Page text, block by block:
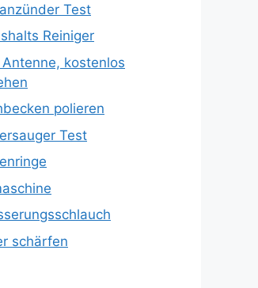
Test
Reiniger
Antenne, kostenlos
polieren
Test
schärfen